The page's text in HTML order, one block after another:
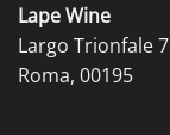
Lape Wine
Largo Trionfale 7
Roma, 00195